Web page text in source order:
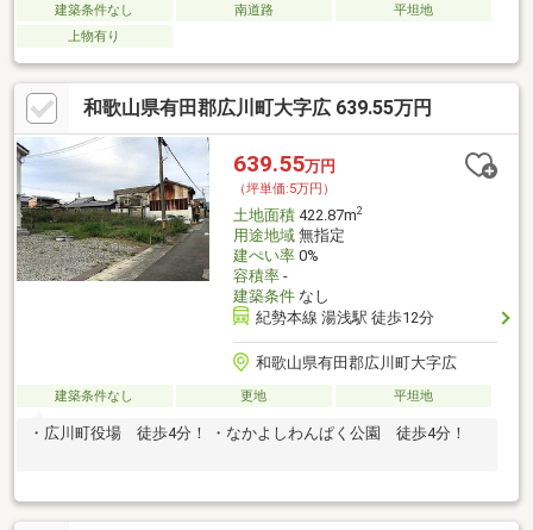
建築条件なし 南道路
平坦地
上物有り
和歌山県有田郡広川町大字広 639.55万円
639.55万円
（坪単価:5万円）
土地面積422.87m2
用途地域無指定
建ぺい率0%
容積率-
建築条件なし
紀勢本線 湯浅駅 徒歩12分
和歌山県有田郡広川町大字広
建築条件なし 更地 平坦地
・広川町役場 徒歩4分！ ・なかよしわんぱく公園 徒歩4分！